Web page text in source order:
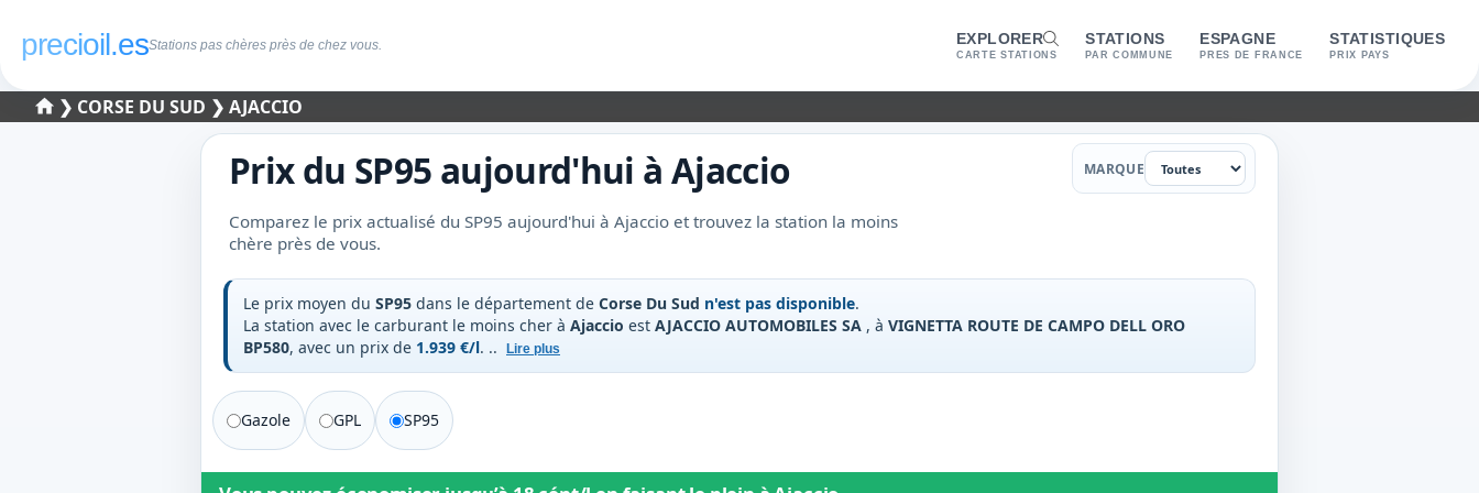
precioil.esStations pas chères près de chez vous. EXPLORER
CARTE STATIONS
STATIONS
PAR COMMUNE
ESPAGNE
PRES DE FRANCE
STATISTIQUES
PRIX PAYS
❯ CORSE DU SUD ❯ AJACCIO
Prix du SP95 aujourd'hui à Ajaccio
Comparez le prix actualisé du SP95 aujourd'hui à Ajaccio et trouvez la station la moins
chère près de vous.
Marque
MARQUE
Le prix moyen du SP95 dans le département de Corse Du Sud n'est pas disponible.
La station avec le carburant le moins cher à Ajaccio est AJACCIO AUTOMOBILES SA , à VIGNETTA ROUTE DE CAMPO DELL ORO
BP580, avec un prix de 1.939 €/l. .. Lire plus
Gazole GPL SP95